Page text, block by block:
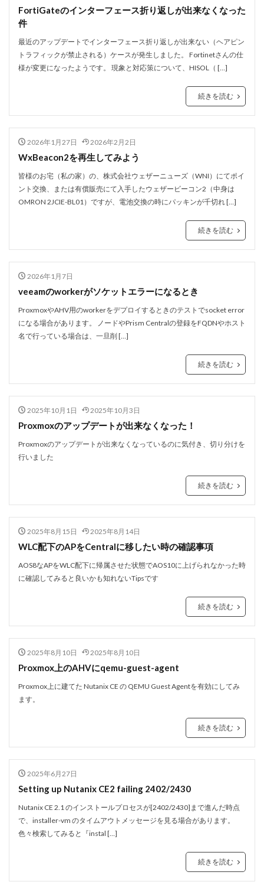
FortiGateのインターフェース折り返しが出来なくなった
件
最近のアップデートでインターフェース折り返しが出来ない（ヘアピン
トラフィックが禁止される）ケースが発生しました。 Fortinetさんの仕
様が変更になったようです。 現象と対応策について、HISOL（ […]
続きを読む
2026年1月27日 2026年2月2日
WxBeacon2を再生してみよう
皆様のお宅（私の家）の、株式会社ウェザーニューズ（WNI）にてポイ
ント交換、または有償販売にて入手したウェザービーコン2（中身は
OMRON 2JCIE-BL01）ですが、電池交換の時にパッキンが千切れ […]
続きを読む
2026年1月7日
veeamのworkerがソケットエラーになるとき
ProxmoxやAHV用のworkerをデプロイするときのテストでsocket error
になる場合があります。 ノードやPrism Centralの登録をFQDNやホスト
名で行っている場合は、一旦削 […]
続きを読む
2025年10月1日 2025年10月3日
Proxmoxのアップデートが出来なくなった！
Proxmoxのアップデートが出来なくなっているのに気付き、切り分けを
行いました
続きを読む
2025年8月15日 2025年8月14日
WLC配下のAPをCentralに移したい時の確認事項
AOS8なAPをWLC配下に帰属させた状態でAOS10に上げられなかった時
に確認してみると良いかも知れないTipsです
続きを読む
2025年8月10日 2025年8月10日
Proxmox上のAHVにqemu-guest-agent
Proxmox上に建てた Nutanix CE の QEMU Guest Agentを有効にしてみ
ます。
続きを読む
2025年6月27日
Setting up Nutanix CE2 failing 2402/2430
Nutanix CE 2.1 のインストールプロセスが[2402/2430]まで進んだ時点
で、installer-vm のタイムアウトメッセージを見る場合があります。
色々検索してみると『instal […]
続きを読む